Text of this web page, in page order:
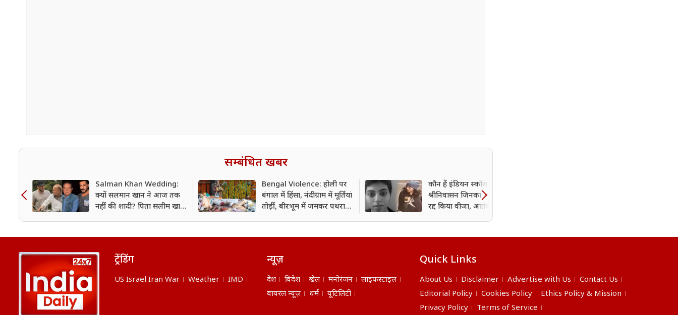
सम्बंधित खबर
Salman Khan Wedding:
क्यों सलमान खान ने आज तक
नहीं की शादी? पिता सलीम खान
Bengal Violence: होली पर
बंगाल में हिंसा, नंदीग्राम में मूर्तियां
तोड़ीं, बीरभूम में जमकर पथराव;
कौन हैं इंडियन स्कॉलर रंजनी
श्रीनिवासन जिनका अमेरिका ने
रद्द किया वीजा, आतंकवाद और
हिंसा को बढ़ावा देने का आरोप
ट्रेंडिंग
US Israel Iran War Weather IMD
न्यूज़
देश विदेश खेल मनोरंजन
लाइफस्टाइल
वायरल न्यूज़
धर्म यूटिलिटी
Quick Links
About Us Disclaimer Advertise with Us
Contact Us
Editorial Policy
Cookies Policy
Ethics Policy & Mission
Privacy Policy
Terms of Service